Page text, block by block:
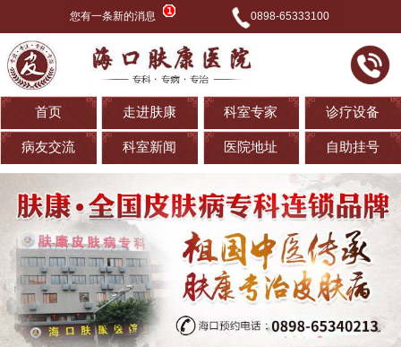
您有一条新的消息 0898-65333100
首页 走进肤康 科室专家 诊疗设备
病友交流 科室新闻 医院地址 自助挂号